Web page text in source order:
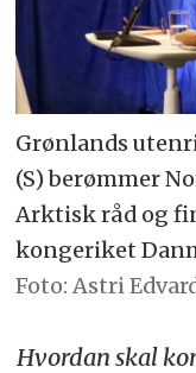
Grønlands
(S) berømmer
Arktisk råd og
kongeriket
Astri
Hvordan skal